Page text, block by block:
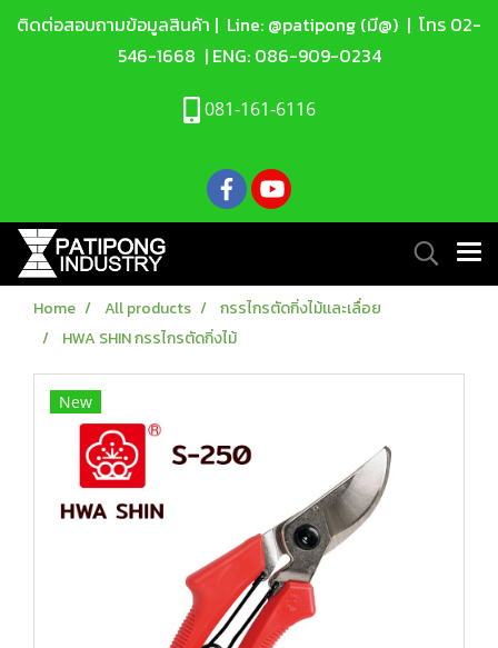
ติดต่อสอบถามข้อมูลสินค้า | Line: @patipong (มี@) | โทร 02-
546-1668 | ENG: 086-909-0234
081-161-6116
Home All products
กรรไกรตัดกิ่งไม้เเละเลื่อย
HWA SHIN กรรไกรตัดกิ่งไม้
New